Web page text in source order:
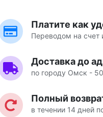
Платите как
Переводом на счет
Доставка до
по городу Омск -
Полный
в течении 14 дней